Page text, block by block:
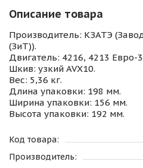
Описание товара
Производитель: КЗАТЭ
(ЗиТ)).
Двигатель: 4216, 4213 Евро-
Шкив: узкий AVX10.
Вес: 5,36 кг.
Длина упаковки: 198 мм.
Ширина упаковки: 156 мм.
Высота упаковки: 192 мм.
Код товара:
Производитель: